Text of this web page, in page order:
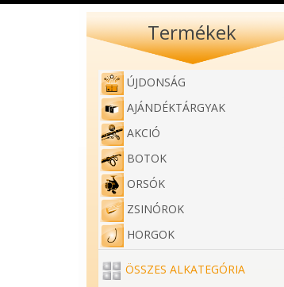
Termékek
ÚJDONSÁG
AJÁNDÉKTÁRGYAK
AKCIÓ
BOTOK
ORSÓK
ZSINÓROK
HORGOK
ÖSSZES ALKATEGÓRIA